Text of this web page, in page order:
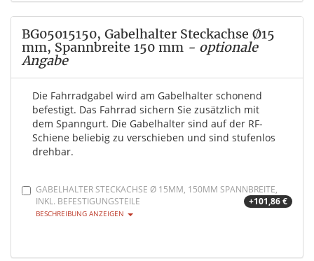
BG05015150, Gabelhalter Steckachse Ø15
mm, Spannbreite 150 mm - optionale
Angabe
Die Fahrradgabel wird am Gabelhalter schonend
befestigt. Das Fahrrad sichern Sie zusätzlich mit
dem Spanngurt. Die Gabelhalter sind auf der RF-
Schiene beliebig zu verschieben und sind stufenlos
drehbar.
GABELHALTER STECKACHSE Ø 15MM, 150MM SPANNBREITE,
INKL. BEFESTIGUNGSTEILE
+101,86 €
BESCHREIBUNG ANZEIGEN